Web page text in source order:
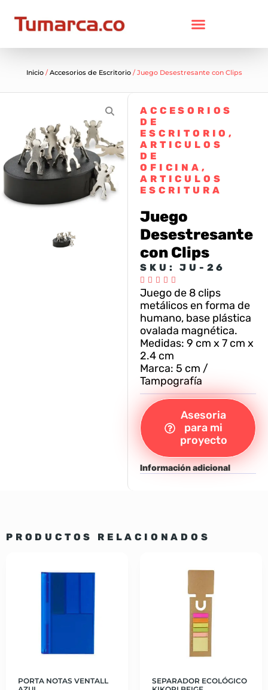
Inicio/ Accesorios de Escritorio/ Juego Desestresante con Clips
ACCESORIOS
DE
ESCRITORIO,
ARTICULOS
DE
OFICINA ,
ARTICULOS
ESCRITURA
Juego
Desestresante
con Clips
SKU: JU-26
    
Juego de 8 clips
metálicos en forma de
humano, base plástica
ovalada magnética.
Medidas: 9 cm x 7 cm x
2.4 cm
Marca: 5 cm /
Tampografía
Asesoria
para mi
proyecto
Información adicional
PRODUCTOS RELACIONADOS
PORTA NOTAS VENTALL
SEPARADOR ECOLÓGICO